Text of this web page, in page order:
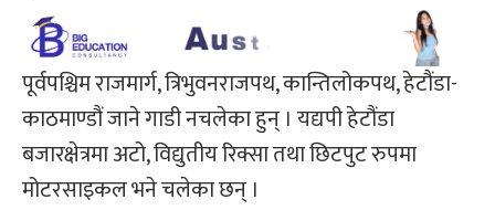
पूर्वपश्चिम राजमार्ग, त्रिभुवनराजपथ, कान्तिलोकपथ, हेटौंडा-
काठमाण्डौं जाने गाडी नचलेका हुन् । यद्यपी हेटौंडा
बजारक्षेत्रमा अटो, विद्युतीय रिक्सा तथा छिटपुट रुपमा
मोटरसाइकल भने चलेका छन् ।